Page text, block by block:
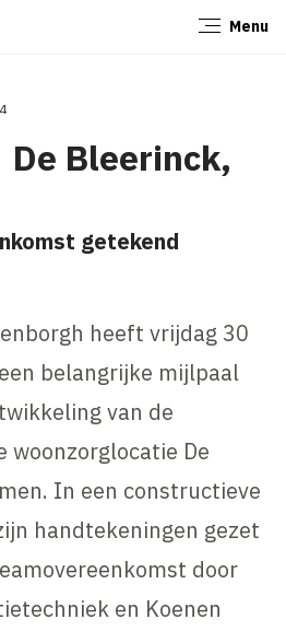
Menu
De Bleerinck,
getekend
heeft vrijdag 30
belangrijke mijlpaal
van de
woonzorglocatie De
In een constructieve
handtekeningen gezet
door
en Koenen
Sluiten